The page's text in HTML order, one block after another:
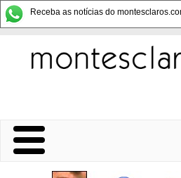
Receba as notícias do